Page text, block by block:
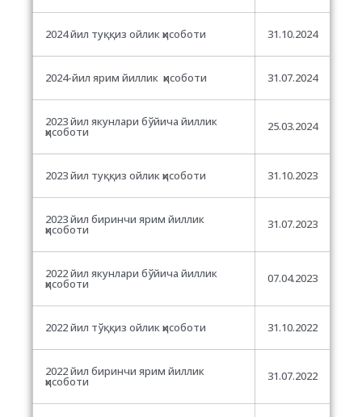
2024 йил туққиз ойлик ҳисоботи 31.10.2024
2024-йил ярим йиллик ҳисоботи 31.07.2024
2023 йил якунлари бўйича йиллик
ҳисоботи 25.03.2024
2023 йил туққиз ойлик ҳисоботи 31.10.2023
2023 йил биринчи ярим йиллик
ҳисоботи 31.07.2023
2022 йил якунлари бўйича йиллик
ҳисоботи 07.04.2023
2022 йил тўққиз ойлик ҳисоботи 31.10.2022
2022 йил биринчи ярим йиллик
ҳисоботи 31.07.2022